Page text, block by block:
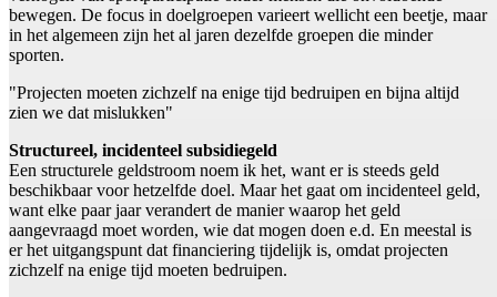
bewegen. De focus in doelgroepen varieert wellicht een beetje, maar
in het algemeen zijn het al jaren dezelfde groepen die minder
sporten.
"Projecten moeten zichzelf na enige tijd bedruipen en bijna altijd
zien we dat mislukken"
Structureel, incidenteel subsidiegeld
Een structurele geldstroom noem ik het, want er is steeds geld
beschikbaar voor hetzelfde doel. Maar het gaat om incidenteel geld,
want elke paar jaar verandert de manier waarop het geld
aangevraagd moet worden, wie dat mogen doen e.d. En meestal is
er het uitgangspunt dat financiering tijdelijk is, omdat projecten
zichzelf na enige tijd moeten bedruipen.